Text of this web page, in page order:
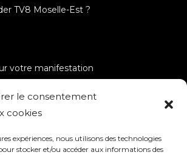
le consentement
cookies
expériences, nous utilisons des technologies
stocker et/ou accéder aux informations des
TV8 Moselle-Est ?
votre manifestation